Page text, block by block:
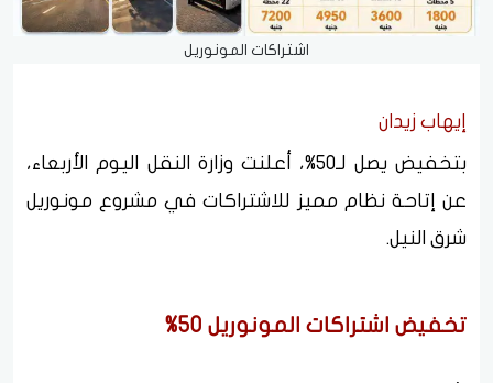
اشتراكات المونوريل
إيهاب زيدان
بتخفيض يصل لـ50%، أعلنت وزارة النقل اليوم الأربعاء،
عن إتاحة نظام مميز للاشتراكات في مشروع مونوريل
شرق النيل.
تخفيض اشتراكات المونوريل 50%